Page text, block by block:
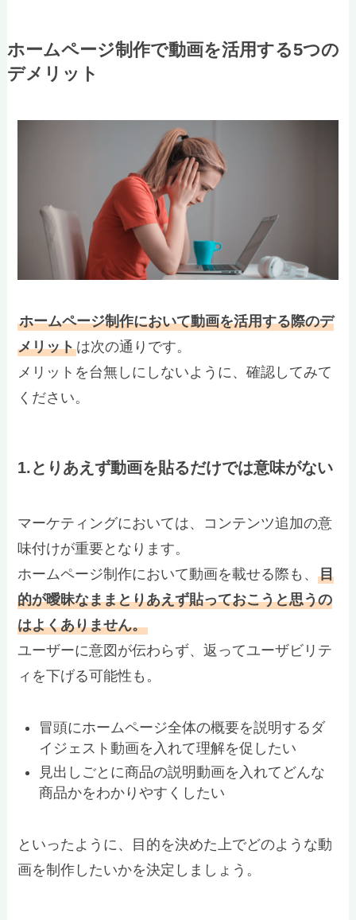
ホームページ制作で動画を活用する5つの
デメリット
ホームページ制作において動画を活用する際のデ
メリットは次の通りです。
メリットを台無しにしないように、確認してみて
ください。
1.とりあえず動画を貼るだけでは意味がない
マーケティングにおいては、コンテンツ追加の意
味付けが重要となります。
ホームページ制作において動画を載せる際も、目
的が曖昧なままとりあえず貼っておこうと思うの
はよくありません。
ユーザーに意図が伝わらず、返ってユーザビリテ
ィを下げる可能性も。
冒頭にホームページ全体の概要を説明するダ
イジェスト動画を入れて理解を促したい
見出しごとに商品の説明動画を入れてどんな
商品かをわかりやすくしたい
といったように、目的を決めた上でどのような動
画を制作したいかを決定しましょう。